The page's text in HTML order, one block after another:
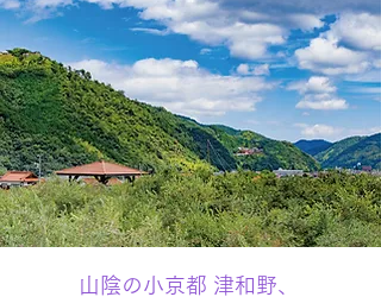
山陰の小京都 津和野、